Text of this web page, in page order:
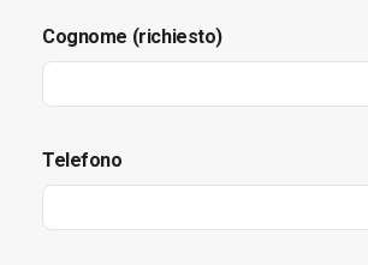
Cognome (richiesto)
Telefono